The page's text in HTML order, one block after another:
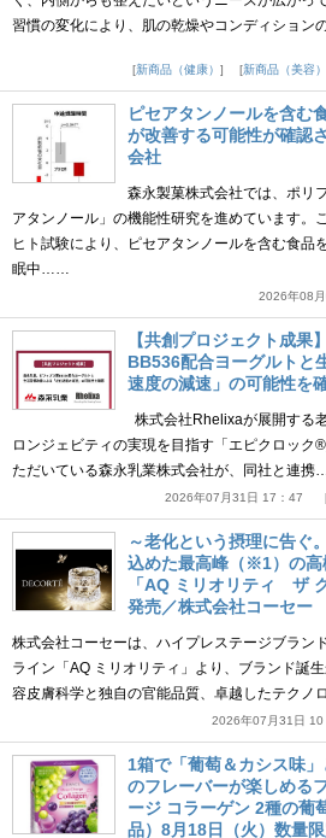
習慣の変化により、肌の乾燥やコンディショ
新商品（健康）
新商品（美容）
ピセアタンノールを含む
が改善する可能性が確認
会社
森永製菓株式会社では、ポリ
アタンノール」の機能性研究を進めています。
ヒト試験により、ピセアタンノールを含む食品
眠中……
2026年08
【共創プロジェクト成果
BB536配合ヨーグルトと
速度の減速」の可能性を
株式会社Rhelixaが展開する
ロンジェビティの実現を目指す「エピクロック
ただいている森永乳業株式会社が、同社と連
2026年07月31日 17：47
～老化という摂理に告
込めた最高峰（※1）の高
「AQ ミリオリティ ザ
発売／株式会社コーセー
株式会社コーセーは、ハイプレステージブラン
ライン「AQ ミリオリティ」より、ブランド誕
容皮膚科学と独自の官能品質、卓越したテク
2026年07月31日 10
1箱で「葡萄＆カシス味
のフレーバーが楽しめる
ージ コラーゲン 2種の葡
品）8月18日（火）数量